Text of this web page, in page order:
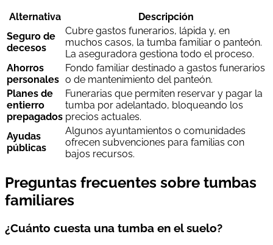
Alternativa
Descripción
Seguro de
decesos
Cubre gastos funerarios, lápida y, en
muchos casos, la tumba familiar o panteón.
La aseguradora gestiona todo el proceso.
Ahorros
personales
Fondo familiar destinado a gastos funerarios
o de mantenimiento del panteón.
Planes de
entierro
prepagados
Funerarias que permiten reservar y pagar la
tumba por adelantado, bloqueando los
precios actuales.
Ayudas
públicas
Algunos ayuntamientos o comunidades
ofrecen subvenciones para familias con
bajos recursos.
Preguntas frecuentes sobre tumbas
familiares
¿Cuánto cuesta una tumba en el suelo?